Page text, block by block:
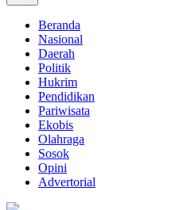
Beranda
Nasional
Daerah
Politik
Hukrim
Pendidikan
Pariwisata
Ekobis
Olahraga
Sosok
Opini
Advertorial